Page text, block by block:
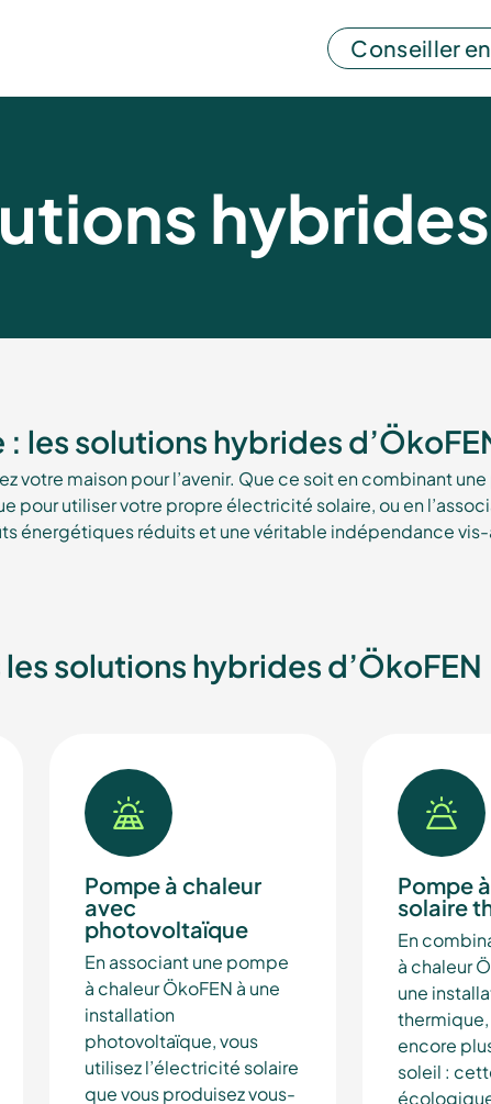
Conseiller
hybrides
les solutions hybrides
votre maison pour l’avenir. Que ce soit en combinant
pour utiliser votre propre électricité solaire, ou en
énergétiques réduits et une véritable indépendance
les solutions hybrides d’ÖkoFEN
Pompe à chaleur
avec
photovoltaïque
En associant une pompe
à chaleur ÖkoFEN à une
installation
photovoltaïque, vous
utilisez l’électricité solaire
que vous produisez vous-
Pompe
solaire
En
à chaleur
une
thermique,
encore
soleil :